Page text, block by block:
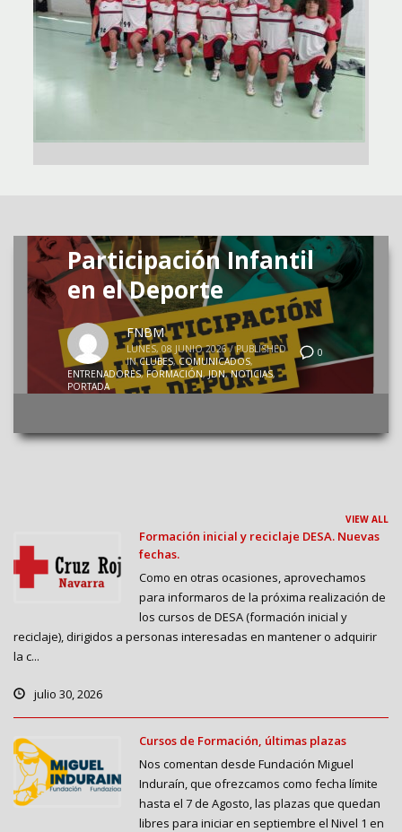
Participación Infantil
en el Deporte
0
FNBM
LUNES, 08 JUNIO 2026 / PUBLISHED
IN CLUBES,COMUNICADOS,
ENTRENADORES,FORMACIÓN,JDN,NOTICIAS,
PORTADA
VIEW ALL
Formación inicial y reciclaje DESA. Nuevas
fechas.
Como en otras ocasiones, aprovechamos
para informaros de la próxima realización de
los cursos de DESA (formación inicial y
reciclaje), dirigidos a personas interesadas en mantener o adquirir
la c...
julio 30, 2026
Cursos de Formación, últimas plazas
Nos comentan desde Fundación Miguel
Induraín, que ofrezcamos como fecha límite
hasta el 7 de Agosto, las plazas que quedan
libres para iniciar en septiembre el Nivel 1 en